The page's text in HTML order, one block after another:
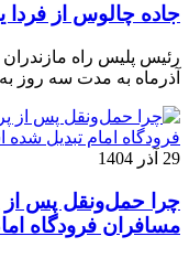
جاده چالوس از فردا یکشنبه
آذرماه به مدت سه
29 آذر 1404
چرا حمل‌ونقل پس از
مسافران فرودگاه